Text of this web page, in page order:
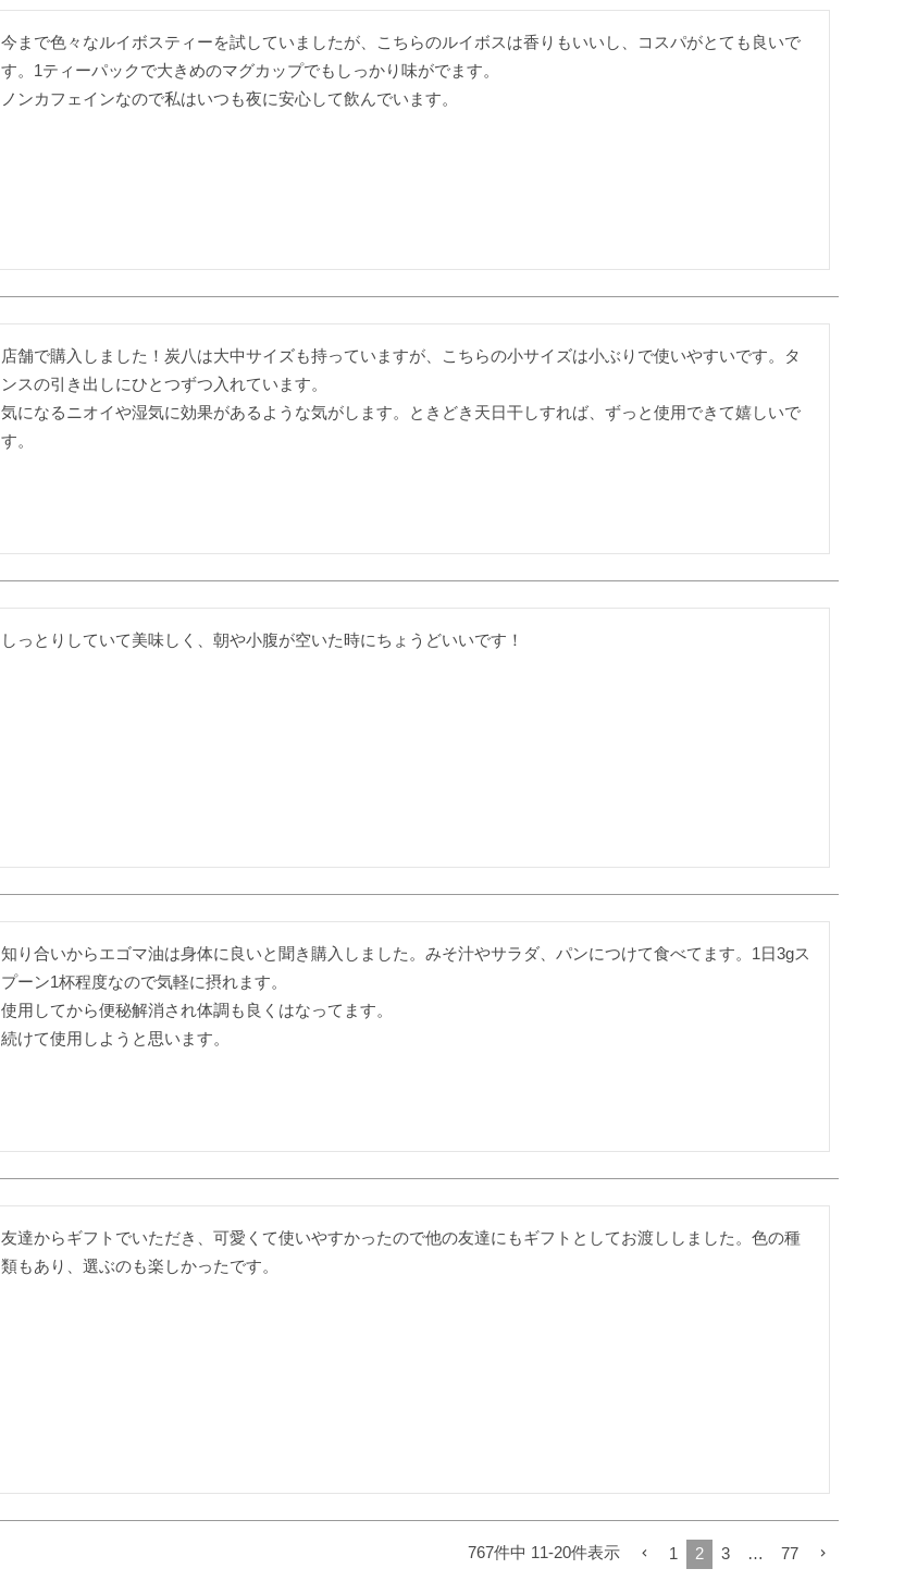
今まで色々なルイボスティーを試していましたが、こちらのルイボスは香りもいいし、コスパがとても良いで
す。1ティーパックで大きめのマグカップでもしっかり味がでます。
ノンカフェインなので私はいつも夜に安心して飲んでいます。
店舗で購入しました！炭八は大中サイズも持っていますが、こちらの小サイズは小ぶりで使いやすいです。タ
ンスの引き出しにひとつずつ入れています。
気になるニオイや湿気に効果があるような気がします。ときどき天日干しすれば、ずっと使用できて嬉しいで
す。
しっとりしていて美味しく、朝や小腹が空いた時にちょうどいいです！
知り合いからエゴマ油は身体に良いと聞き購入しました。みそ汁やサラダ、パンにつけて食べてます。1日3gス
プーン1杯程度なので気軽に摂れます。
使用してから便秘解消され体調も良くはなってます。
続けて使用しようと思います。
友達からギフトでいただき、可愛くて使いやすかったので他の友達にもギフトとしてお渡ししました。色の種
類もあり、選ぶのも楽しかったです。
767件中 11 -20件表示 1 2 3 … 77